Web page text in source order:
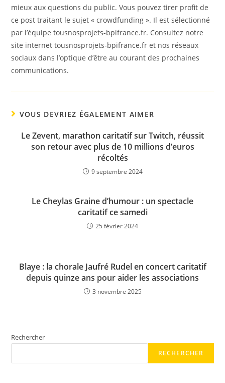
mieux aux questions du public. Vous pouvez tirer profit de
ce post traitant le sujet « crowdfunding ». Il est sélectionné
par l’équipe tousnosprojets-bpifrance.fr. Consultez notre
site internet tousnosprojets-bpifrance.fr et nos réseaux
sociaux dans l’optique d’être au courant des prochaines
communications.
VOUS DEVRIEZ ÉGALEMENT AIMER
Le Zevent, marathon caritatif sur Twitch, réussit
son retour avec plus de 10 millions d’euros
récoltés
9 septembre 2024
Le Cheylas Graine d’humour : un spectacle
caritatif ce samedi
25 février 2024
Blaye : la chorale Jaufré Rudel en concert caritatif
depuis quinze ans pour aider les associations
3 novembre 2025
Rechercher
RECHERCHER